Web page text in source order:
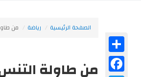
الصفحة الرئيسية رياضة من
من طاولة
Facebook